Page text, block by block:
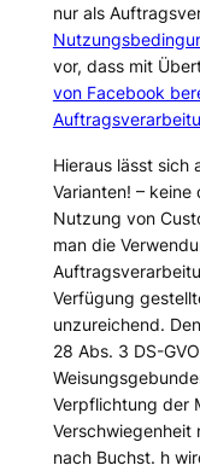
nur als
vor, dass mit
von Facebook
Hieraus lässt sich
Varianten! –
Nutzung von
man die
Verfügung
unzureichend.
28 Abs. 3 DS-
Verpflichtung der
Verschwiegenheit
nach Buchst. h